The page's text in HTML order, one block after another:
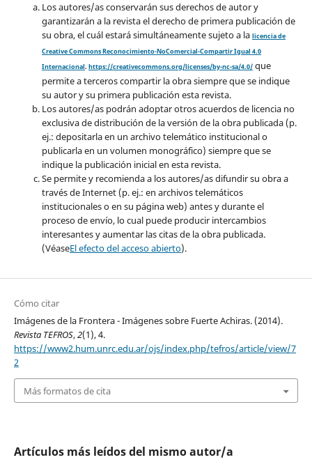
Los autores/as conservarán sus derechos de autor y
garantizarán a la revista el derecho de primera publicación de
su obra, el cuál estará simultáneamente sujeto a la licencia de
Creative Commons Reconocimiento-NoComercial-Compartir Igual 4.0
Internacional. https://creativecommons.org/licenses/by-nc-sa/4.0/que
permite a terceros compartir la obra siempre que se indique
su autor y su primera publicación esta revista.
Los autores/as podrán adoptar otros acuerdos de licencia no
exclusiva de distribución de la versión de la obra publicada (p.
ej.: depositarla en un archivo telemático institucional o
publicarla en un volumen monográfico) siempre que se
indique la publicación inicial en esta revista.
Se permite y recomienda a los autores/as difundir su obra a
través de Internet (p. ej.: en archivos telemáticos
institucionales o en su página web) antes y durante el
proceso de envío, lo cual puede producir intercambios
interesantes y aumentar las citas de la obra publicada.
(VéaseEl efecto del acceso abierto).
Cómo citar
Imágenes de la Frontera - Imágenes sobre Fuerte Achiras. (2014).
Revista TEFROS,2(1), 4.
https://www2.hum.unrc.edu.ar/ojs/index.php/tefros/article/view/7
2
Más formatos de cita
Artículos más leídos del mismo autor/a